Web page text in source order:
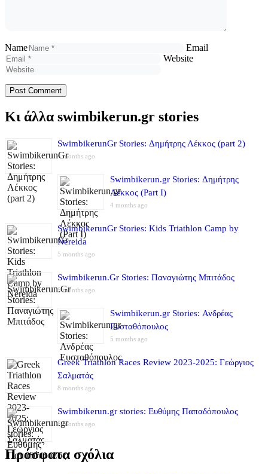
Name
Email
Website
Κι άλλα swimbikerun.gr stories
SwimbikerunGr Stories: Δημήτρης Λέκκος (part 2)
4 months ago
Swimbikerun.gr Stories: Δημήτρης
Λέκκος (Part I)
4 months ago
SwimbikerunGr Stories: Kids Triathlon Camp by
Nereida
5 months ago
Swimbikerun.Gr Stories: Παναγιώτης Μπιτάδος
5 months ago
Swimbikerun.gr Stories: Ανδρέας
Ευσταθόπουλος
5 months ago
Greek Triathlon Races Review 2023-2025: Γεώργιος
Σαλματάς
8 months ago
Swimbikerun.gr stories: Ευθύμης Παπαδόπουλος
8 months ago
Πρόσφατα σχόλια